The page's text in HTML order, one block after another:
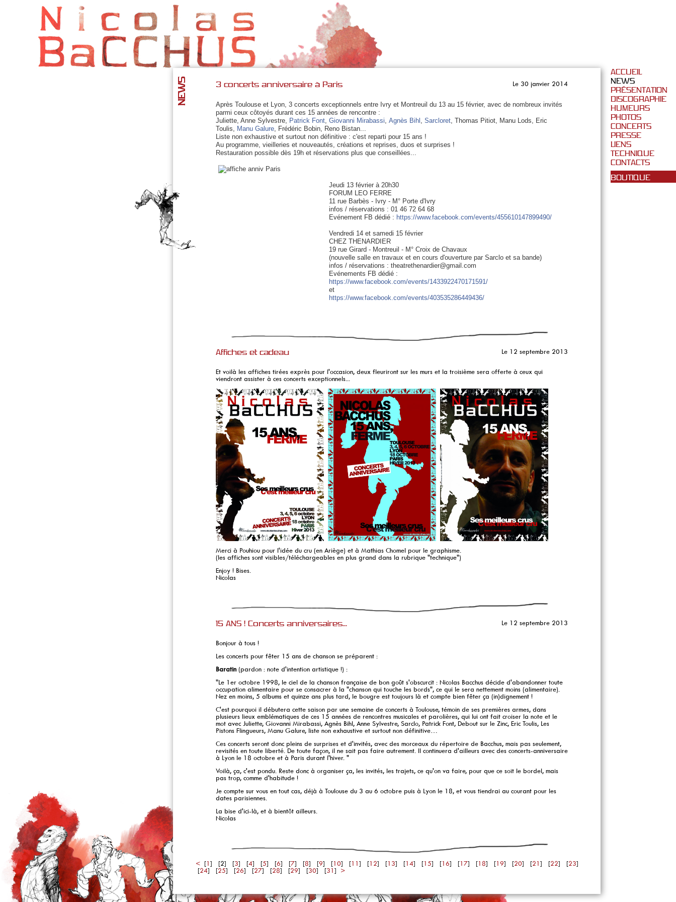
ACCUEIL
NEWS
PRÉSENTATION
DISCOGRAPHIE
HUMEURS
PHOTOS
CONCERTS
PRESSE
LIENS
TECHNIQUE
CONTACTS
BOUTIQUE
NEWS 3 concerts anniversaire à Paris Le 30 janvier 2014
Après Toulouse et Lyon, 3 concerts exceptionnels entre Ivry et Montreuil du 13 au 15 février, avec de nombreux invités
parmi ceux côtoyés durant ces 15 années de rencontre :
Juliette, Anne Sylvestre, Patrick Font, Giovanni Mirabassi, Agnès Bihl , Sarcloret, Thomas Pitiot, Manu Lods, Eric
Toulis, Manu Galure, Frédéric Bobin, Reno Bistan...
Liste non exhaustive et surtout non définitive : c'est reparti pour 15 ans !
Au programme, vieilleries et nouveautés, créations et reprises, duos et surprises !
Restauration possible dès 19h et réservations plus que conseillées...
Jeudi 13 février à 20h30
FORUM LEO FERRE
11 rue Barbès - Ivry - M° Porte d'Ivry
infos / réservations : 01 46 72 64 68
Evénement FB dédié : https://www.facebook.com/events/455610147899490/
Vendredi 14 et samedi 15 février
CHEZ THENARDIER
19 rue Girard - Montreuil - M° Croix de Chavaux
(nouvelle salle en travaux et en cours d'ouverture par Sarclo et sa bande)
infos / réservations : theatrethenardier@gmail.com
Evénements FB dédié :
https://www.facebook.com/events/1433922470171591/
et
https://www.facebook.com/events/403535286449436/
Affiches et cadeau Le 12 septembre 2013
Et voilà les affiches tirées exprès pour l'occasion, deux fleuriront sur les murs et la troisième sera offerte à ceux qui
viendront assister à ces concerts exceptionnels...
Merci à Pouhiou pour l'idée du cru (en Ariège) et à Mathias Chomel pour le graphisme.
(les affiches sont visibles/téléchargeables en plus grand dans la rubrique "technique")
Enjoy ! Bises.
Nicolas
15 ANS ! Concerts anniversaires... Le 12 septembre 2013
Bonjour à tous !
Les concerts pour fêter 15 ans de chanson se préparent :
Baratin (pardon : note d'intention artistique !) :
"Le 1 er octobre 1998, le ciel de la chanson française de bon goût s'obscurcit : Nicolas Bacchus décide d'abandonner toute
occupation alimentaire pour se consacrer à la "chanson qui touche les bords", ce qui le sera nettement moins (alimentaire).
Nez en moins, 5 albums et quinze ans plus tard, le bougre est toujours là et compte bien fêter ça (in)dignement !
C'est pourquoi il débutera cette saison par une semaine de concerts à Toulouse, témoin de ses premières armes, dans
plusieurs lieux emblématiques de ces 15 années de rencontres musicales et parolières, qui lui ont fait croiser la note et le
mot avec Juliette, Giovanni Mirabassi, Agnès Bihl, Anne Sylvestre, Sarclo, Patrick Font, Debout sur le Zinc, Eric Toulis, Les
Pistons Flingueurs, Manu Galure, liste non exhaustive et surtout non définitive…
Ces concerts seront donc pleins de surprises et d'invités, avec des morceaux du répertoire de Bacchus, mais pas seulement,
revisités en toute liberté. De toute façon, il ne sait pas faire autrement. Il continuera d'ailleurs avec des concerts-anniversaire
à Lyon le 18 octobre et à Paris durant l'hiver. "
Voilà, ça, c'est pondu. Reste donc à organiser ça, les invités, les trajets, ce qu'on va faire, pour que ce soit le bordel, mais
pas trop, comme d'habitude !
Je compte sur vous en tout cas, déjà à Toulouse du 3 au 6 octobre puis à Lyon le 18, et vous tiendrai au courant pour les
dates parisiennes.
La bise d'ici-là, et à bientôt ailleurs.
Nicolas
< [1 ] [2] [3] [4] [5] [6] [7] [8] [9] [10] [11 ] [12] [13] [14] [15] [16] [17] [18] [19] [20] [21 ] [22] [23]
[24] [25] [26] [27] [28] [29] [30] [31 ] >